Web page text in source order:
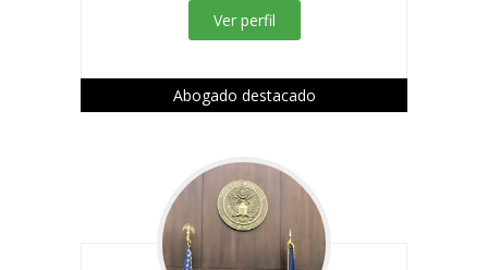
Ver perfil
Abogado destacado